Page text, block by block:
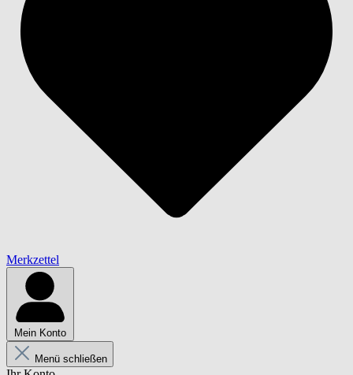
Merkzettel
Mein Konto
Menü schließen